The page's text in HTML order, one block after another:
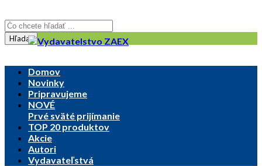
Hľadať
Domov
Novinky
Pripravujeme
NOVÉ
Prvé sväté prijímanie
TOP 20 produktov
Akcie
Autori
Vydavateľstvá